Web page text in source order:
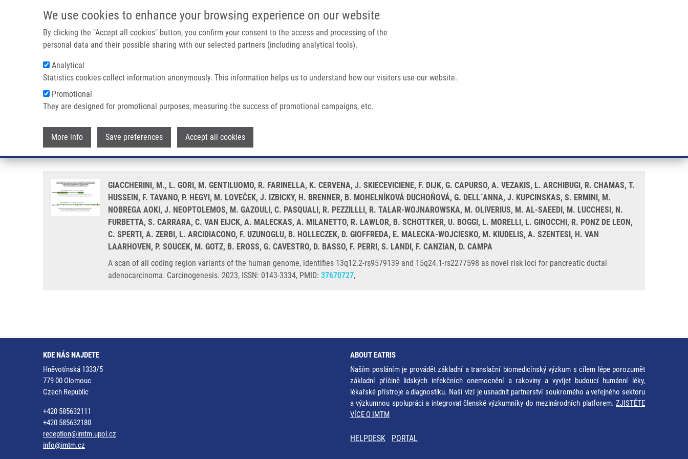
We use cookies to enhance your browsing experience on our website
By clicking the "Accept all cookies" button, you confirm your consent to the access and processing of the
personal data and their possible sharing with our selected partners (including analytical tools).
Analytical
Statistics cookies collect information anonymously. This information helps us to understand how our visitors use our website.
Promotional
They are designed for promotional purposes, measuring the success of promotional campaigns, etc.
More info Save preferences Accept all cookies
IMTM PORTÁL
Main navigation
Drobečková navigace
Domů A Scan Of All Coding Region Variants Of The Human Genome, Identifies 13q12.2-rs9579139 And 15q24.1-rs2277598 As Novel Risk Loci For Pancreatic Ductal Adenocarcinoma
A scan of all coding region variants of the human genome, identifies 13q12.2-rs9579139 and 15q24.1-
rs2277598 as novel risk loci for pancreatic ductal adenocarcinoma
GIACCHERINI, M., L. GORI, M. GENTILUOMO, R. FARINELLA, K. CERVENA, J. SKIECEVICIENE, F. DIJK, G. CAPURSO, A. VEZAKIS, L. ARCHIBUGI, R. CHAMAS, T.
HUSSEIN, F. TAVANO, P. HEGYI, M. LOVEČEK, J. IZBICKY, H. BRENNER, B. MOHELNÍKOVÁ DUCHOŇOVÁ, G. DELL´ANNA, J. KUPCINSKAS, S. ERMINI, M.
NOBREGA AOKI, J. NEOPTOLEMOS, M. GAZOULI, C. PASQUALI, R. PEZZILLLI, R. TALAR-WOJNAROWSKA, M. OLIVERIUS, M. AL-SAEEDI, M. LUCCHESI, N.
FURBETTA, S. CARRARA, C. VAN EIJCK, A. MALECKAS, A. MILANETTO, R. LAWLOR, B. SCHOTTKER, U. BOGGI, L. MORELLI, L. GINOCCHI, R. PONZ DE LEON,
C. SPERTI, A. ZERBI, L. ARCIDIACONO, F. UZUNOGLU, B. HOLLECZEK, D. GIOFFREDA, E. MALECKA-WOJCIESKO, M. KIUDELIS, A. SZENTESI, H. VAN
LAARHOVEN, P. SOUCEK, M. GOTZ, B. EROSS, G. CAVESTRO, D. BASSO, F. PERRI, S. LANDI, F. CANZIAN, D. CAMPA
A scan of all coding region variants of the human genome, identifies 13q12.2-rs9579139 and 15q24.1-rs2277598 as novel risk loci for pancreatic ductal
adenocarcinoma. Carcinogenesis. 2023, ISSN: 0143-3334, PMID: 37670727,
KDE NÁS NAJDETE
Hněvotínská 1333/5
779 00 Olomouc
Czech Republic
+420 585632111
+420 585632180
reception@imtm.upol.cz
info@imtm.cz
ABOUT EATRIS
Naším posláním je provádět základní a translační biomedicínský výzkum s cílem lépe porozumět
základní příčině lidských infekčních onemocnění a rakoviny a vyvíjet budoucí humánní léky,
lékařské přístroje a diagnostiku. Naší vizí je usnadnit partnerství soukromého a veřejného sektoru
a výzkumnou spolupráci a integrovat členské výzkumníky do mezinárodních platforem. ZJISTĚTE
VÍCE O IMTM
HELPDESK PORTAL